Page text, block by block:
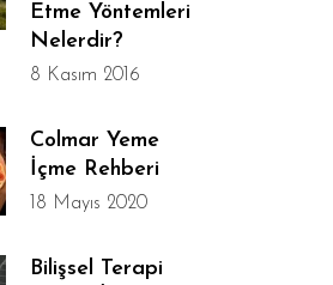
Etme Yöntemleri
Nelerdir?
8 Kasım 2016
Colmar Yeme
İçme Rehberi
18 Mayıs 2020
Bilişsel Terapi